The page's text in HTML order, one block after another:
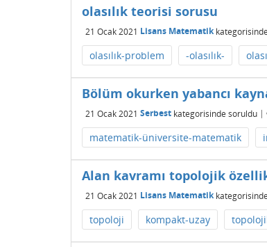
olasılık teorisi sorusu
21 Ocak 2021 Lisans Matematikkategorisinde
olasılık-problem -olasılık-
Bölüm okurken yabancı
21 Ocak 2021 Serbest kategorisinde soruldu |
matematik-üniversite-matematik
Alan kavramı topolojik
21 Ocak 2021 Lisans Matematikkategorisinde
topoloji kompakt-uzay